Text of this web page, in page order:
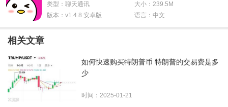
类型：聊天通讯
大小：239.5M
版本：v1.4.8 安卓版
语言：中文
相关文章
如何快速购买特朗普币 特朗普的交易费是多
少
时间：2025-01-21